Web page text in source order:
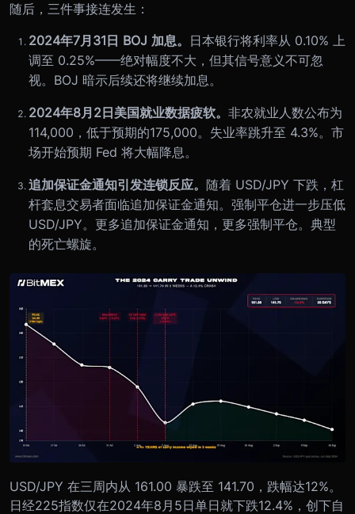
随后，三件事接连发生：
2024年7月31日 BOJ 加息。 日本银行将利率从 0.10% 上
调至 0.25%——绝对幅度不大，但其信号意义不可忽
视。BOJ 暗示后续还将继续加息。
2024年8月2日美国就业数据疲软。 非农就业人数公布为
114,000，低于预期的175,000。失业率跳升至 4.3%。市
场开始预期 Fed 将大幅降息。
追加保证金通知引发连锁反应。 随着 USD/JPY 下跌，杠
杆套息交易者面临追加保证金通知。强制平仓进一步压低
USD/JPY。更多追加保证金通知，更多强制平仓。典型
的死亡螺旋。
USD/JPY 在三周内从 161.00 暴跌至 141.70，跌幅达12%。
日经225指数仅在2024年8月5日单日就下跌12.4%，创下自